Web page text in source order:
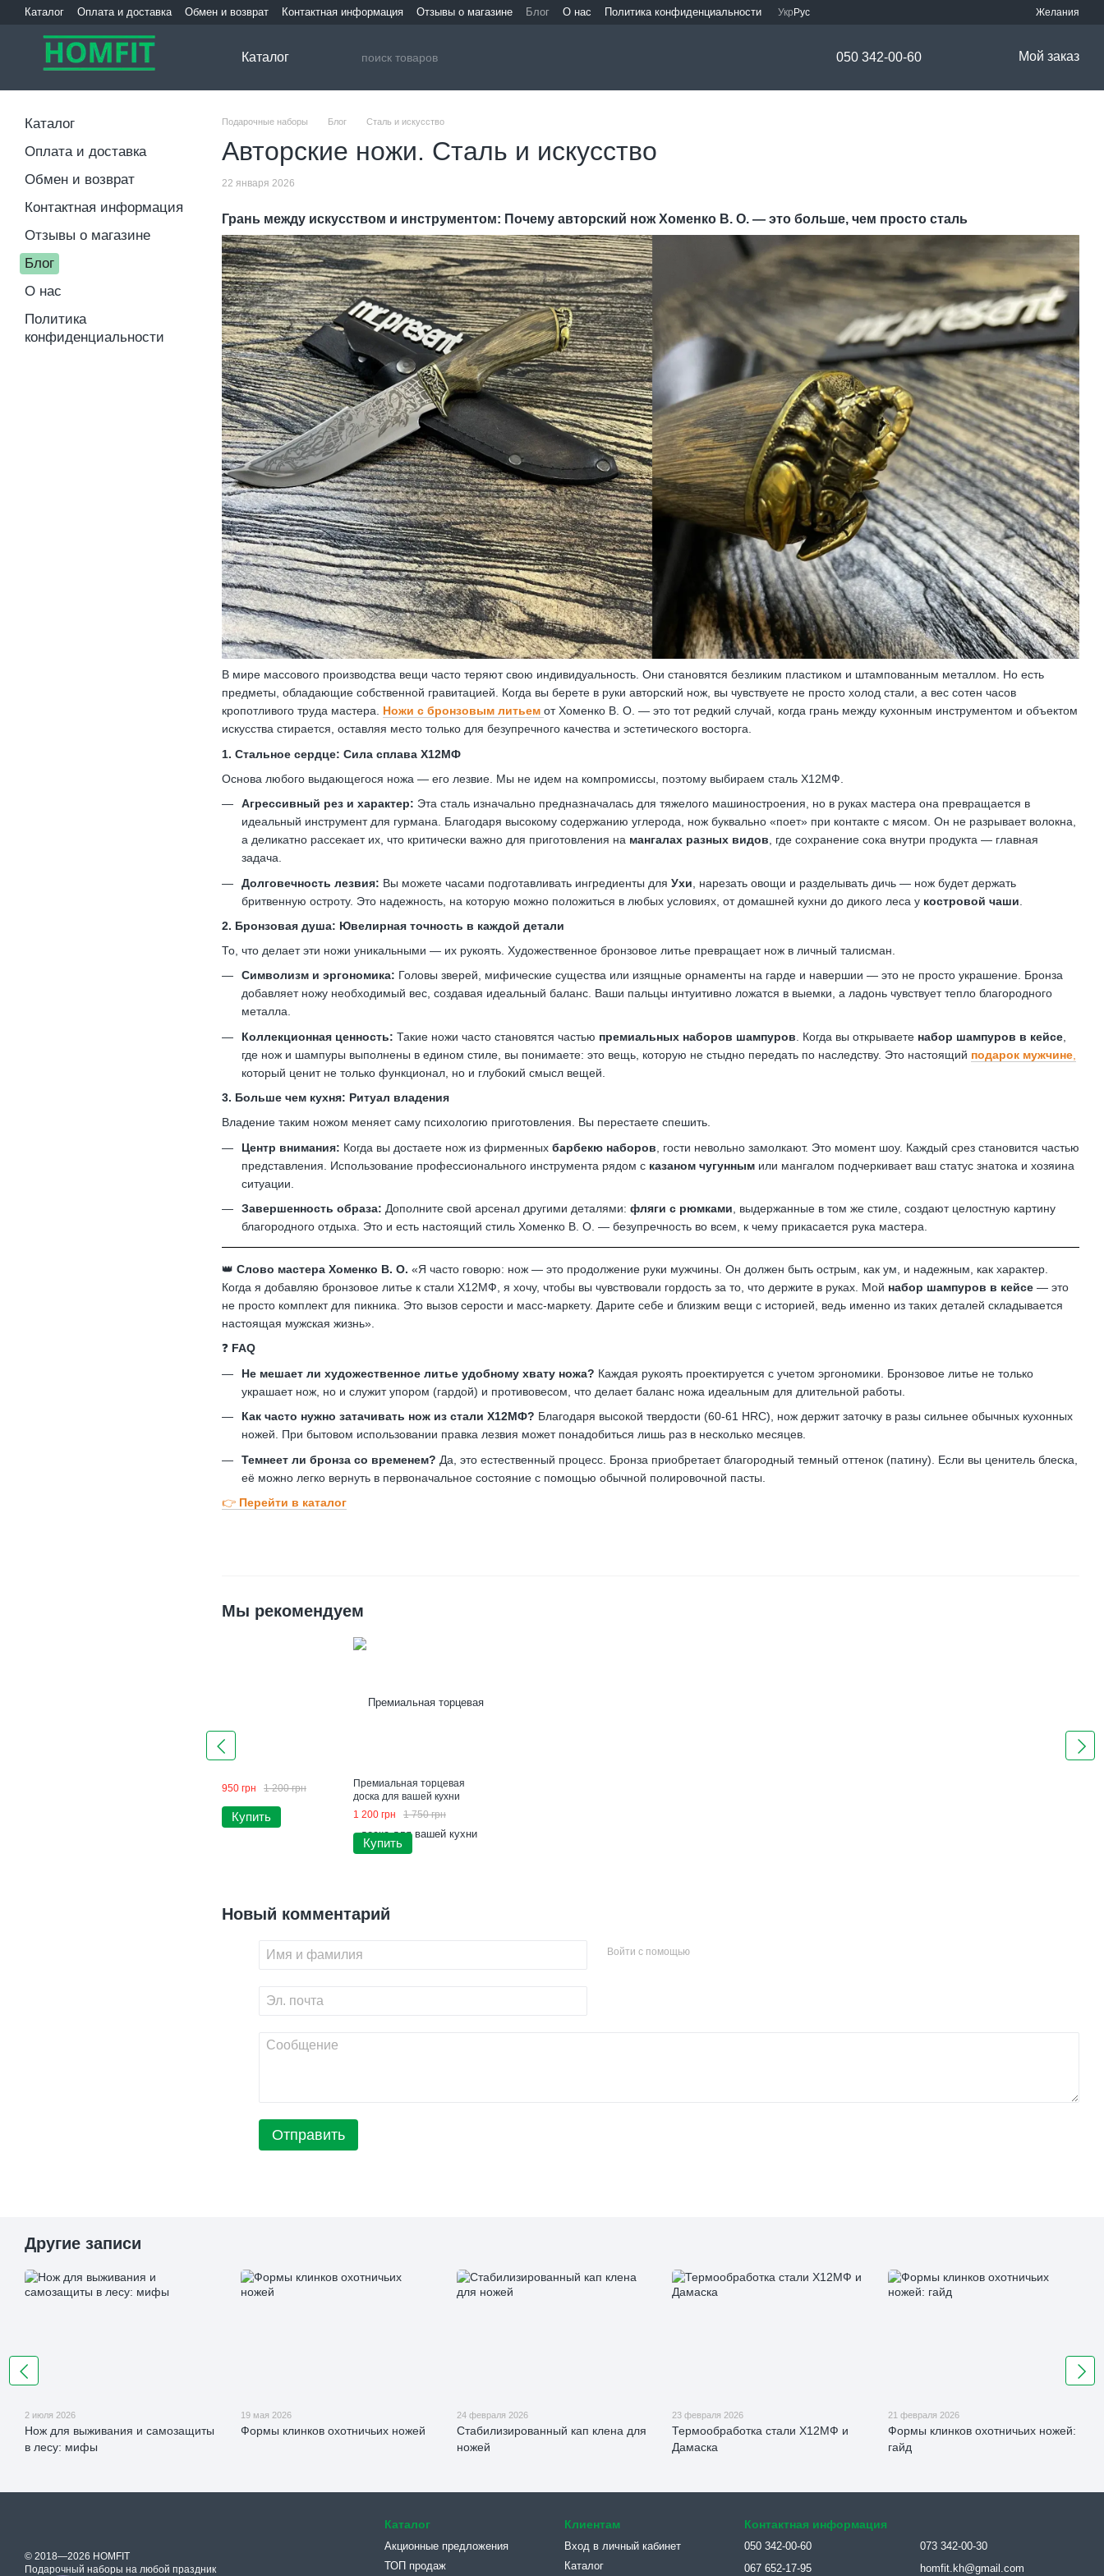
Перейти к основному контенту
Каталог Оплата и доставка Обмен и возврат Контактная информация Отзывы о магазине Блог О нас Политика конфиденциальности Укр Рус Желания
Каталог 050 342-00-60 Мой заказ
Подарочные наборы Блог Сталь и искусство
Авторские ножи. Сталь и искусство
22 января 2026
Грань между искусством и инструментом: Почему авторский нож Хоменко В. О. — это больше, чем просто сталь
В мире массового производства вещи часто теряют свою индивидуальность. Они становятся безликим пластиком и штампованным металлом. Но есть
предметы, обладающие собственной гравитацией. Когда вы берете в руки авторский нож, вы чувствуете не просто холод стали, а вес сотен часов
кропотливого труда мастера. Ножи с бронзовым литьем от Хоменко В. О. — это тот редкий случай, когда грань между кухонным инструментом и объектом
искусства стирается, оставляя место только для безупречного качества и эстетического восторга.
1. Стальное сердце: Сила сплава Х12МФ
Основа любого выдающегося ножа — его лезвие. Мы не идем на компромиссы, поэтому выбираем сталь Х12МФ.
Агрессивный рез и характер: Эта сталь изначально предназначалась для тяжелого машиностроения, но в руках мастера она превращается в
идеальный инструмент для гурмана. Благодаря высокому содержанию углерода, нож буквально «поет» при контакте с мясом. Он не разрывает волокна,
а деликатно рассекает их, что критически важно для приготовления на мангалах разных видов, где сохранение сока внутри продукта — главная
задача.
Долговечность лезвия: Вы можете часами подготавливать ингредиенты для Ухи , нарезать овощи и разделывать дичь — нож будет держать
бритвенную остроту. Это надежность, на которую можно положиться в любых условиях, от домашней кухни до дикого леса у костровой чаши
2. Бронзовая душа: Ювелирная точность в каждой детали
То, что делает эти ножи уникальными — их рукоять. Художественное бронзовое литье превращает нож в личный талисман.
Символизм и эргономика: Головы зверей, мифические существа или изящные орнаменты на гарде и навершии — это не просто украшение. Бронза
добавляет ножу необходимый вес, создавая идеальный баланс. Ваши пальцы интуитивно ложатся в выемки, а ладонь чувствует тепло благородного
металла.
Коллекционная ценность: Такие ножи часто становятся частью премиальных наборов шампуров . Когда вы открываете набор шампуров в кейсе
где нож и шампуры выполнены в едином стиле, вы понимаете: это вещь, которую не стыдно передать по наследству. Это настоящий подарок мужчине
который ценит не только функционал, но и глубокий смысл вещей.
3. Больше чем кухня: Ритуал владения
Владение таким ножом меняет саму психологию приготовления. Вы перестаете спешить.
Центр внимания: Когда вы достаете нож из фирменных барбекю наборов , гости невольно замолкают. Это момент шоу. Каждый срез становится частью
представления. Использование профессионального инструмента рядом с казаном чугунным или мангалом подчеркивает ваш статус знатока и хозяина
ситуации.
Завершенность образа: Дополните свой арсенал другими деталями: фляги с рюмками , выдержанные в том же стиле, создают целостную картину
благородного отдыха. Это и есть настоящий стиль Хоменко В. О. — безупречность во всем, к чему прикасается рука мастера.
👑 Слово мастера Хоменко В. О. «Я часто говорю: нож — это продолжение руки мужчины. Он должен быть острым, как ум, и надежным, как характер.
Когда я добавляю бронзовое литье к стали Х12МФ, я хочу, чтобы вы чувствовали гордость за то, что держите в руках. Мой набор шампуров в кейсе — это
не просто комплект для пикника. Это вызов серости и масс-маркету. Дарите себе и близким вещи с историей, ведь именно из таких деталей складывается
настоящая мужская жизнь».
❓ FAQ
Не мешает ли художественное литье удобному хвату ножа? Каждая рукоять проектируется с учетом эргономики. Бронзовое литье не только
украшает нож, но и служит упором (гардой) и противовесом, что делает баланс ножа идеальным для длительной работы.
Как часто нужно затачивать нож из стали Х12МФ? Благодаря высокой твердости (60-61 HRC), нож держит заточку в разы сильнее обычных кухонных
ножей. При бытовом использовании правка лезвия может понадобиться лишь раз в несколько месяцев.
Темнеет ли бронза со временем? Да, это естественный процесс. Бронза приобретает благородный темный оттенок (патину). Если вы ценитель блеска,
её можно легко вернуть в первоначальное состояние с помощью обычной полировочной пасты.
👉 Перейти в каталог
Мы рекомендуем
950 грн 1 200 грн
Купить
Премиальная торцевая
доска для вашей кухни
1 200 грн
1 750 грн
Купить
Новый комментарий
Войти с помощью
Отправить
Каталог
Оплата и доставка
Обмен и возврат
Контактная информация
Отзывы о магазине
Блог
О нас
Политика
конфиденциальности
Другие записи
2 июля 2026
Нож для выживания и самозащиты
в лесу: мифы
19 мая 2026
Формы клинков охотничьих ножей
24 февраля 2026
Стабилизированный кап клена для
ножей
23 февраля 2026
Термообработка стали Х12МФ и
Дамаска
21 февраля 2026
Формы клинков охотничьих ножей:
гайд
© 2018—2026 HOMFIT
Подарочный наборы на любой праздник
Каталог
Акционные предложения
ТОП продаж
Клиентам
Вход в личный кабинет
Каталог
Контактная информация
050 342-00-60
067 652-17-95
073 342-00-30
homfit.kh@gmail.com